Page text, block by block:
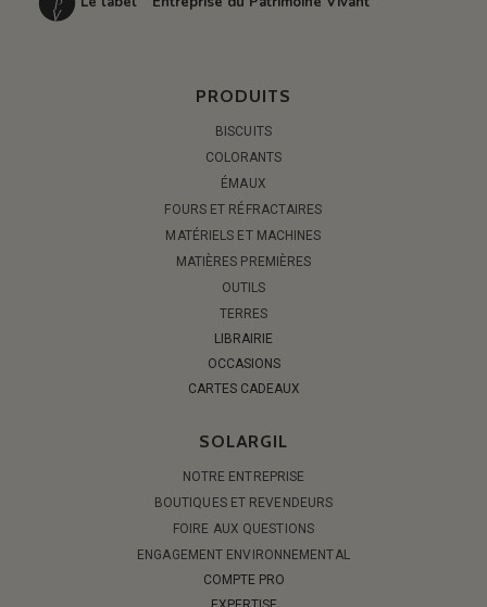
PRODUITS
BISCUITS
COLORANTS
ÉMAUX
FOURS ET RÉFRACTAIRES
MATÉRIELS ET MACHINES
MATIÈRES PREMIÈRES
OUTILS
TERRES
LIBRAIRIE
OCCASIONS
CARTES CADEAUX
SOLARGIL
NOTRE ENTREPRISE
BOUTIQUES ET REVENDEURS
FOIRE AUX QUESTIONS
ENGAGEMENT ENVIRONNEMENTAL
COMPTE PRO